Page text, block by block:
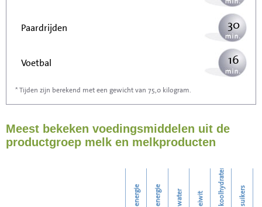
Paardrijden 30
Voetbal 16
Stofzuigen
Strijken 52
60
* Tijden zijn berekend met een gewicht van 75,0 kilogram.
Meest bekeken voedingsmiddelen uit de
productgroep melk en melkproducten
energie energie water eiwit koolhydraten suikers